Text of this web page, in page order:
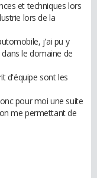
et techniques lors
lors de la
j'ai pu y
le domaine de
d'équipe sont les
pour moi une suite
me permettant de